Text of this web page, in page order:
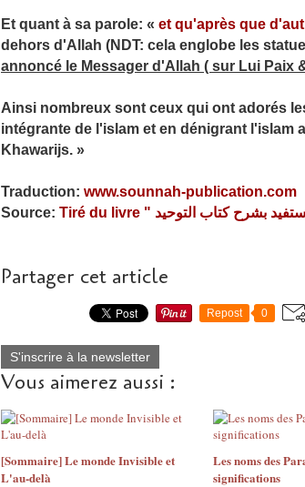
Et quant à sa parole: « et qu'après que
dehors d'Allah (NDT: cela englobe les
annoncé le Messager d'Allah ( sur Lui Paix
Ainsi nombreux sont ceux qui ont adorés
intégrante de l'islam et en dénigrant l'islam
Khawarijs. »
Traduction: www.sounnah-publication.com
Source:
Partager cet article
Repost 0
S'inscrire à la newsletter
Vous aimerez aussi :
[Sommaire] Le monde Invisible et
L'au-delà
Les noms des
significations